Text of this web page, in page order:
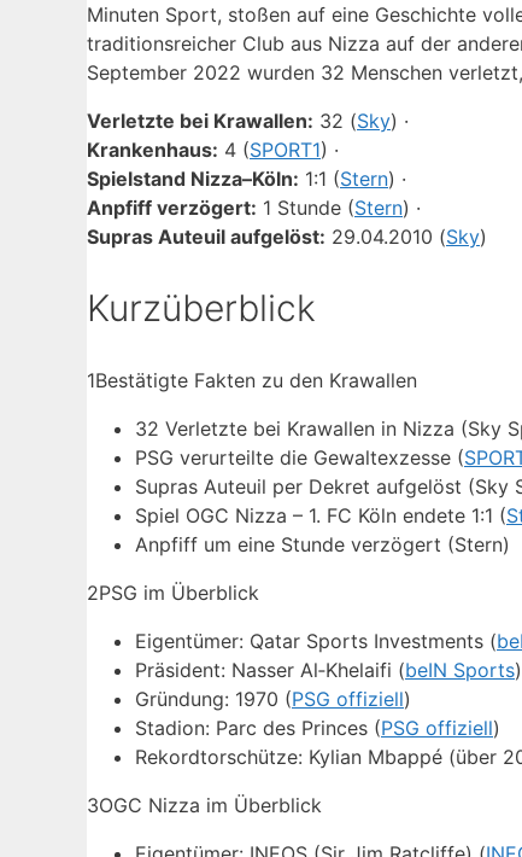
Minuten Sport, stoßen auf eine Geschichte
traditionsreicher Club aus Nizza auf der
September 2022 wurden 32 Menschen
Verletzte bei Krawallen: 32 (Sky) ·
Krankenhaus: 4 (SPORT1) ·
Spielstand Nizza–Köln: 1:1 (Stern) ·
Anpfiff verzögert: 1 Stunde (Stern) ·
Supras Auteuil aufgelöst: 29.04.2010 (Sky)
Kurzüberblick
1Bestätigte Fakten zu den Krawallen
32 Verletzte bei Krawallen in Nizza (Sky
PSG verurteilte die Gewaltexzesse (
Supras Auteuil per Dekret aufgelöst (Sky
Spiel OGC Nizza – 1. FC Köln endete 1:1 (
Anpfiff um eine Stunde verzögert (Stern)
2PSG im Überblick
Eigentümer: Qatar Sports Investments (
Präsident: Nasser Al‑Khelaifi (beIN Sports)
Gründung: 1970 (PSG offiziell)
Stadion: Parc des Princes (PSG offiziell)
Rekordtorschütze: Kylian Mbappé (über
3OGC Nizza im Überblick